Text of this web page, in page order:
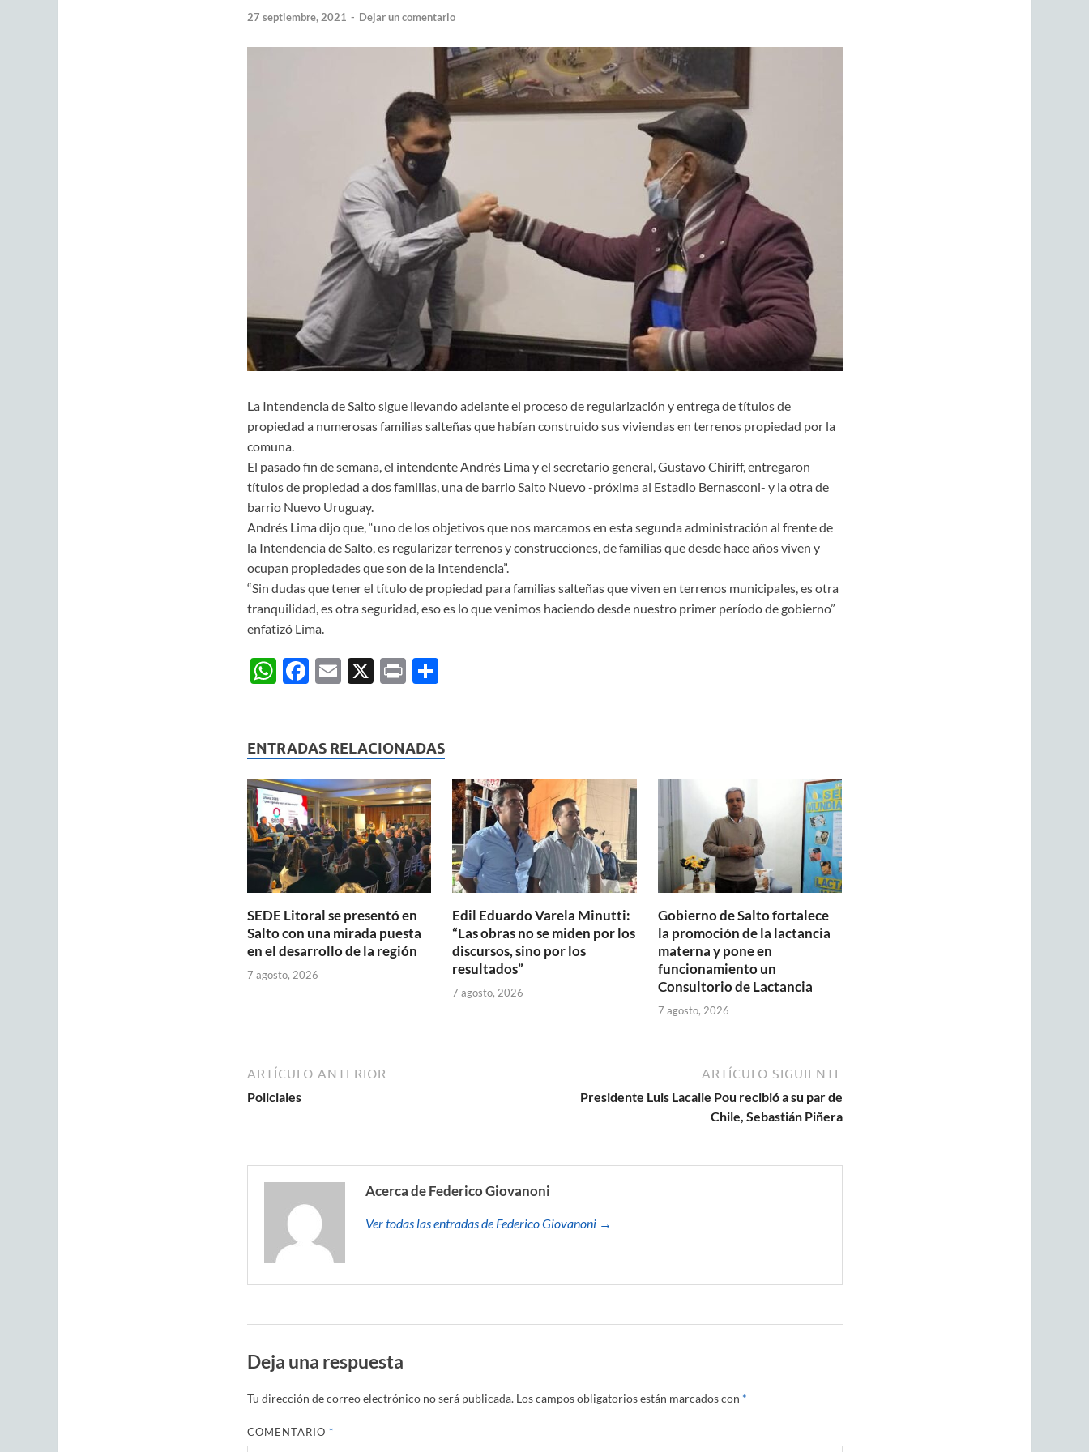
27 septiembre, 2021 - Dejar un comentario
La Intendencia de Salto sigue llevando adelante el proceso de regularización y entrega de títulos de
propiedad a numerosas familias salteñas que habían construido sus viviendas en terrenos propiedad por la
comuna.
El pasado fin de semana, el intendente Andrés Lima y el secretario general, Gustavo Chiriff, entregaron
títulos de propiedad a dos familias, una de barrio Salto Nuevo -próxima al Estadio Bernasconi- y la otra de
barrio Nuevo Uruguay.
Andrés Lima dijo que, “uno de los objetivos que nos marcamos en esta segunda administración al frente de
la Intendencia de Salto, es regularizar terrenos y construcciones, de familias que desde hace años viven y
ocupan propiedades que son de la Intendencia”.
“Sin dudas que tener el título de propiedad para familias salteñas que viven en terrenos municipales, es otra
tranquilidad, es otra seguridad, eso es lo que venimos haciendo desde nuestro primer período de gobierno”
enfatizó Lima.
W
s
A
p
p
F
b
o
o
k
E X P C
p
ar
ti
ENTRADAS RELACIONADAS
SEDE Litoral se presentó en
Salto con una mirada puesta
en el desarrollo de la región
7 agosto, 2026
Edil Eduardo Varela Minutti:
“Las obras no se miden por los
discursos, sino por los
resultados”
7 agosto, 2026
Gobierno de Salto fortalece
la promoción de la lactancia
materna y pone en
funcionamiento un
Consultorio de Lactancia
7 agosto, 2026
ARTÍCULO ANTERIOR
Policiales
ARTÍCULO SIGUIENTE
Presidente Luis Lacalle Pou recibió a su par de
Chile, Sebastián Piñera
Acerca de Federico Giovanoni
Ver todas las entradas de Federico Giovanoni →
Deja una respuesta
Tu dirección de correo electrónico no será publicada. Los campos obligatorios están marcados con *
COMENTARIO *